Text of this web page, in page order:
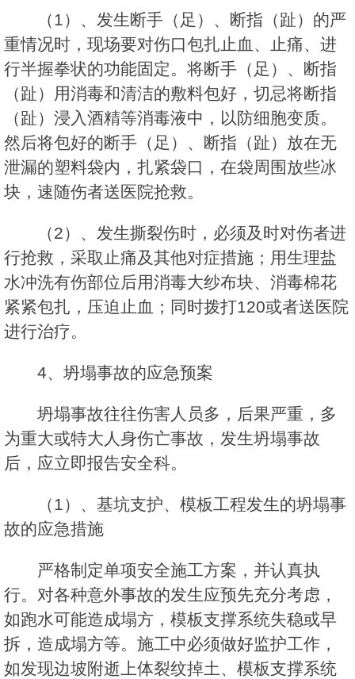
（1）、发生断手（足）、断指（趾）的严
重情况时，现场要对伤口包扎止血、止痛、进
行半握拳状的功能固定。将断手（足）、断指
（趾）用消毒和清洁的敷料包好，切忌将断指
（趾）浸入酒精等消毒液中，以防细胞变质。
然后将包好的断手（足）、断指（趾）放在无
泄漏的塑料袋内，扎紧袋口，在袋周围放些冰
块，速随伤者送医院抢救。
（2）、发生撕裂伤时，必须及时对伤者进
行抢救，采取止痛及其他对症措施；用生理盐
水冲洗有伤部位后用消毒大纱布块、消毒棉花
紧紧包扎，压迫止血；同时拨打120或者送医院
进行治疗。
4、坍塌事故的应急预案
坍塌事故往往伤害人员多，后果严重，多
为重大或特大人身伤亡事故，发生坍塌事故
后，应立即报告安全科。
（1）、基坑支护、模板工程发生的坍塌事
故的应急措施
严格制定单项安全施工方案，并认真执
行。对各种意外事故的发生应预先充分考虑，
如跑水可能造成塌方，模板支撑系统失稳或早
拆，造成塌方等。施工中必须做好监护工作，
如发现边坡附逝上体裂纹掉土、模板支撑系统